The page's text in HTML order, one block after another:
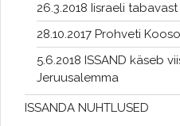
26.3.2018 Iisraeli
28.10.2017 Prohveti
5.6.2018 ISSAND käseb
Jeruusalemma
ISSANDA NUHTLUSED